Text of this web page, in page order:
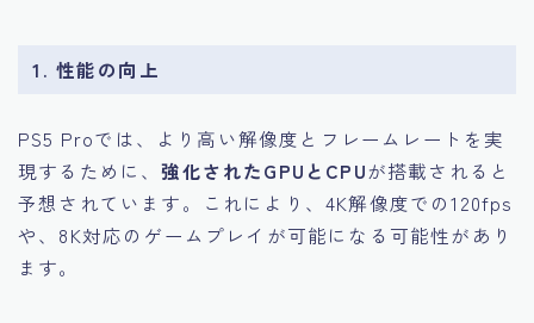
1. 性能の向上
PS5 Proでは、より高い解像度とフレームレートを実
現するために、強化されたGPUとCPUが搭載されると
予想されています。これにより、4K解像度での120fps
や、8K対応のゲームプレイが可能になる可能性があり
ます。